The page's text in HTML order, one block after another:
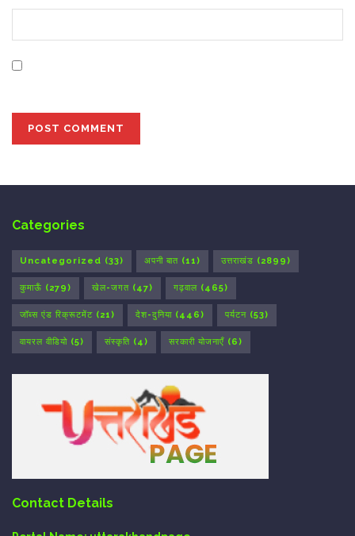
Categories
Uncategorized (33) अपनी बात (11) उत्तराखंड (2899)
कुमाऊँ (279) खेल-जगत (47) गढ़वाल (465)
जॉब्स एंड रिक्रूटमेंट (21) देश-दुनिया (446) पर्यटन (53)
वायरल वीडियो (5) संस्कृति (4) सरकारी योजनाएँ (6)
Contact Details